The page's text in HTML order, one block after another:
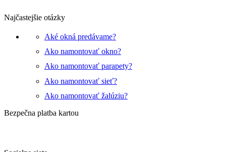
Najčastejšie otázky
Aké okná predávame?
Ako namontovať okno?
Ako namontovať parapety?
Ako namontovať sieť?
Ako namontovať žalúziu?
Bezpečna platba kartou